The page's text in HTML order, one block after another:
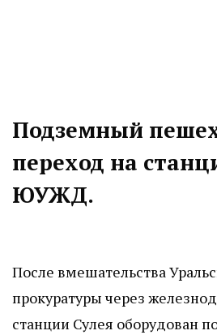
Подземный
переход на
ЮУЖД.
После вмешательства
прокуратуры через
станции Сулея оборудован